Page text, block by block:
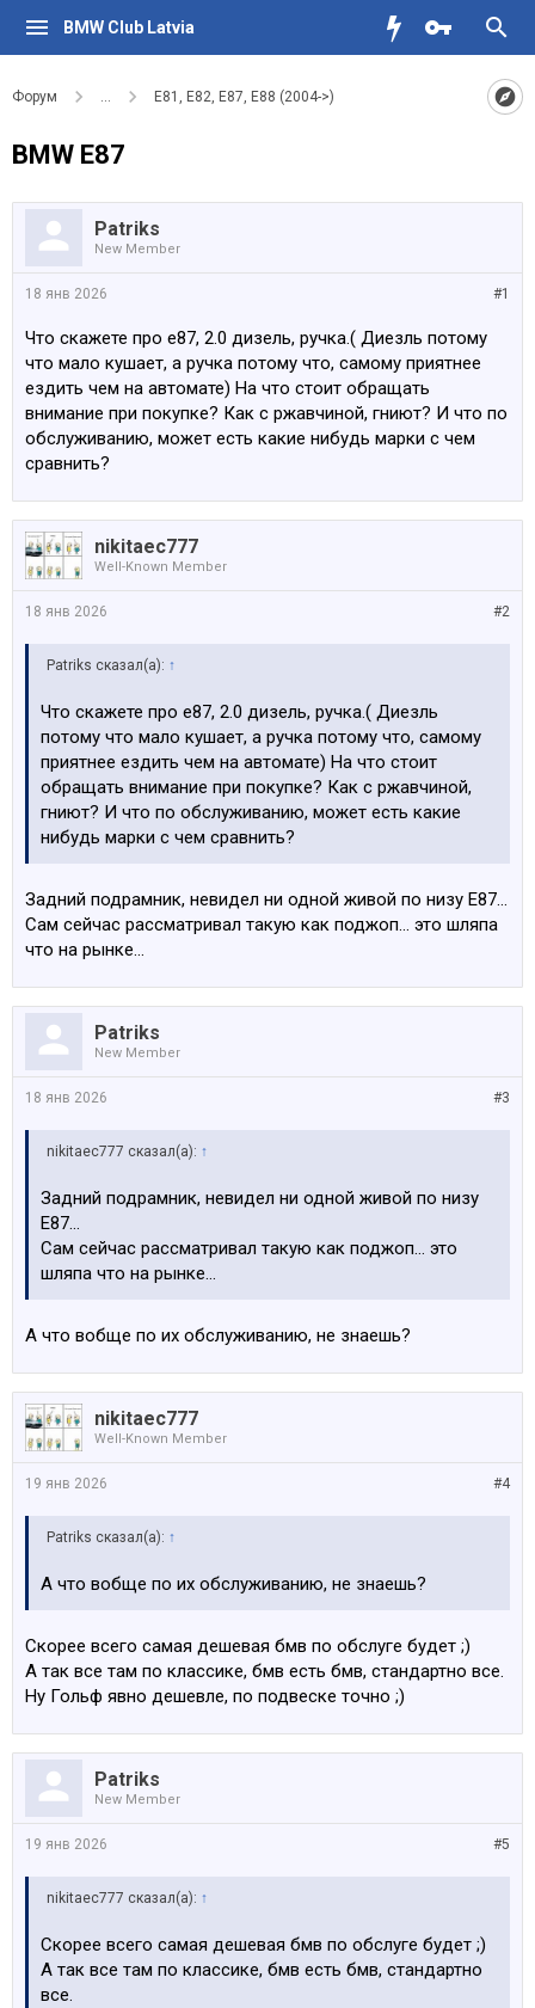
BMW Club Latvia
Форум ... E81, E82, E87, E88 (2004->)
BMW E87
Patriks
New Member
#1
18 янв 2026
Что скажете про е87, 2.0 дизель, ручка.( Диезль потому
что мало кушает, а ручка потому что, самому приятнее
ездить чем на автомате) На что стоит обращать
внимание при покупке? Как с ржавчиной, гниют? И что по
обслуживанию, может есть какие нибудь марки с чем
сравнить?
nikitaec777
Well-Known Member
#2
18 янв 2026
Patriks сказал(а): ↑
Что скажете про е87, 2.0 дизель, ручка.( Диезль
потому что мало кушает, а ручка потому что, самому
приятнее ездить чем на автомате) На что стоит
обращать внимание при покупке? Как с ржавчиной,
гниют? И что по обслуживанию, может есть какие
нибудь марки с чем сравнить?
Задний подрамник, невидел ни одной живой по низу Е87…
Сам сейчас рассматривал такую как поджоп… это шляпа
что на рынке…
Patriks
New Member
#3
18 янв 2026
nikitaec777 сказал(а): ↑
Задний подрамник, невидел ни одной живой по низу
Е87…
Сам сейчас рассматривал такую как поджоп… это
шляпа что на рынке…
А что вобще по их обслуживанию, не знаешь?
nikitaec777
Well-Known Member
#4
19 янв 2026
Patriks сказал(а): ↑
А что вобще по их обслуживанию, не знаешь?
Скорее всего самая дешевая бмв по обслуге будет ;)
А так все там по классике, бмв есть бмв, стандартно все.
Ну Гольф явно дешевле, по подвеске точно ;)
Patriks
New Member
#5
19 янв 2026
nikitaec777 сказал(а): ↑
Скорее всего самая дешевая бмв по обслуге будет ;)
А так все там по классике, бмв есть бмв, стандартно
все.